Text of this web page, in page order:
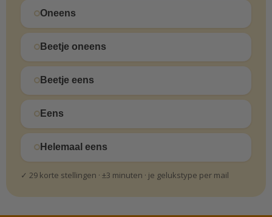
Oneens
Beetje oneens
Beetje eens
Eens
Helemaal eens
✓ 29 korte stellingen · ±3 minuten · je gelukstype per mail